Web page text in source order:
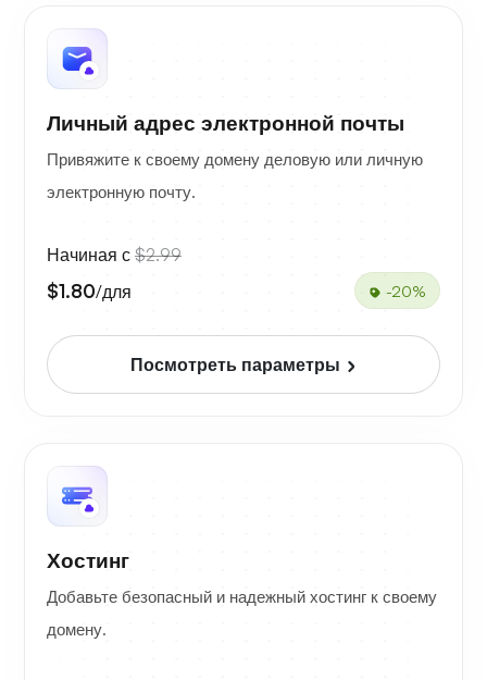
Личный адрес электронной почты
Привяжите к своему домену деловую или личную
электронную почту.
Начиная с $2.99
$1.80/для -20%
Посмотреть параметры
Хостинг
Добавьте безопасный и надежный хостинг к своему
домену.